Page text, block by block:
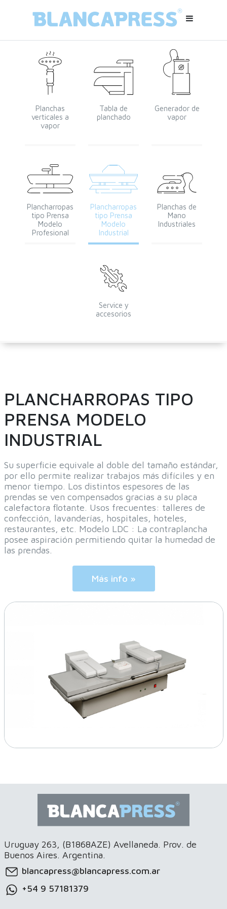
Planchas
verticales a
vapor
Tabla de
planchado
Generador de
vapor
Plancharropas
tipo Prensa
Modelo
Profesional
Plancharropas
tipo Prensa
Modelo
Industrial
Planchas de
Mano
Industriales
Service y
accesorios
PLANCHARROPAS TIPO
PRENSA MODELO
INDUSTRIAL
Su superficie equivale al doble del tamaño estándar,
por ello permite realizar trabajos más difíciles y en
menor tiempo. Los distintos espesores de las
prendas se ven compensados gracias a su placa
calefactora flotante. Usos frecuentes: talleres de
confección, lavanderías, hospitales, hoteles,
restaurantes, etc. Modelo LDC : La contraplancha
posee aspiración permitiendo quitar la humedad de
las prendas.
Más info »
Uruguay 263, (B1868AZE) Avellaneda. Prov. de
Buenos Aires. Argentina.
blancapress@blancapress.com.ar
+54 9 57181379